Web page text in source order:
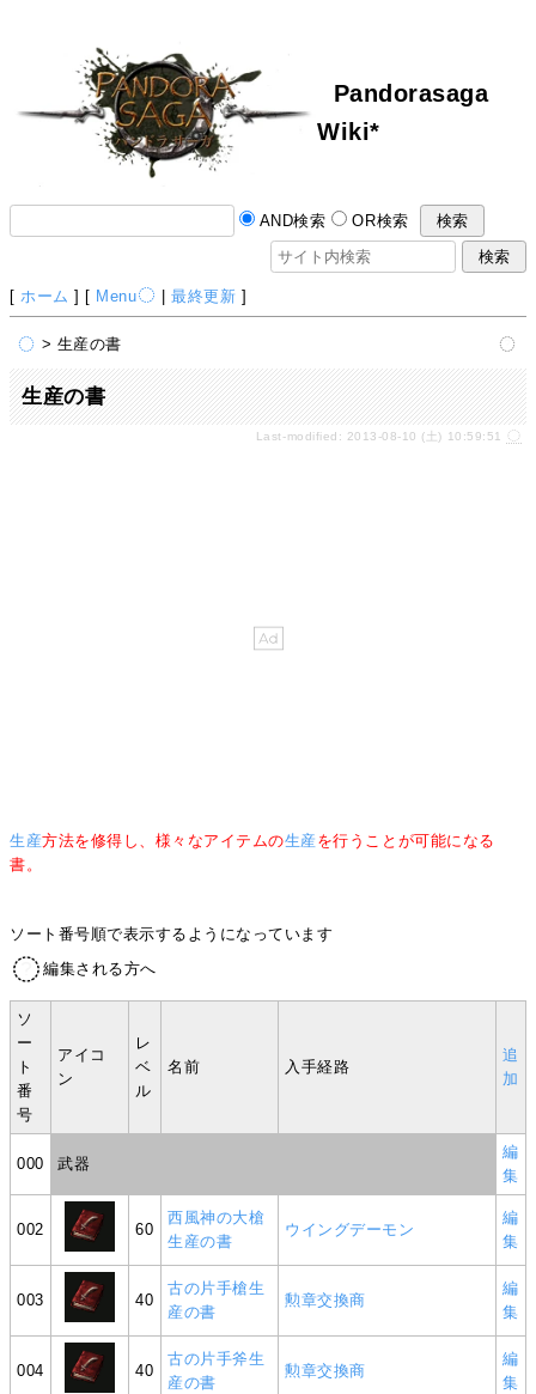
Pandorasaga
Wiki*
AND検索 OR検索
[ ホーム ] [ Menu |最終更新 ]
> 生産の書
生産の書
Last-modified: 2013-08-10 (土) 10:59:51
生産方法を修得し、様々なアイテムの生産 を行うことが可能になる
書。
ソート番号順で表示するようになっています
編集される方へ
ソ
ー
ト
番
号
アイコ
ン
レ
ベ
ル
名前 入手経路
追
加
000 武器
編
集
002 60
西風神の大槍
生産の書
ウイングデーモン
編
集
003 40
古の片手槍生
産の書
勲章交換商
編
集
004 40
古の片手斧生
産の書
勲章交換商
編
集